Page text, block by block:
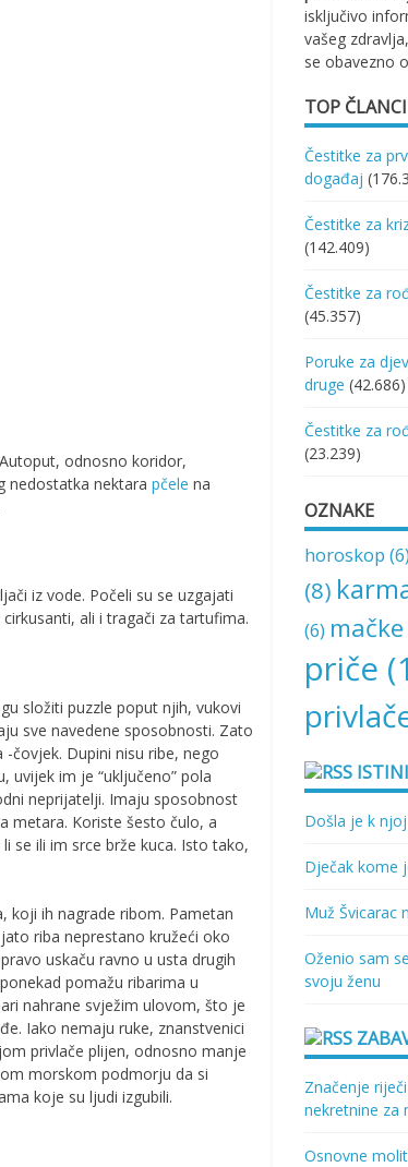
odnosno koridor,
nedostatka nektarapčele na
iz vode. Počeli su se uzgajati
ali i tragači za tartufima.
složiti puzzle poput njih, vukovi
sve navedene sposobnosti. Zato
čovjek. Dupini nisu ribe, nego
uvijek im je “uključeno” pola
neprijatelji. Imaju sposobnost
metara. Koriste šesto čulo, a
se ili im srce brže kuca. Isto tako,
koji ih nagrade ribom. Pametan
riba neprestano kružeći oko
uskaču ravno u usta drugih
pomažu ribarima u
nahrane svježim ulovom, što je
Iako nemaju ruke, znanstvenici
privlače plijen, odnosno manje
morskom podmorju da si
koje su ljudi izgubili.
isključivo
vašeg
se obavezno
TOP ČLANCI
Čestitke za
događaj
Čestitke za
(142.409)
Čestitke za
(45.357)
Poruke za
druge (42.686)
Čestitke za
(23.239)
OZNAKE
horoskop (6)
(8)
(6) mačke
priče
Došla je k
Dječak kome
Muž Švicarac
Oženio sam
svoju ženu
Značenje
nekretnine za
Osnovne